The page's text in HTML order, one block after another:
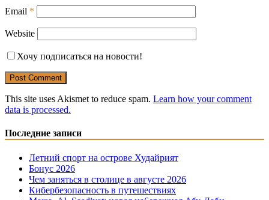
Email *
Website
Хочу подписаться на новости!
This site uses Akismet to reduce spam. Learn how your comment
data is processed.
Последние записи
Летний спорт на острове Худайрият
Бонус 2026
Чем заняться в столице в августе 2026
Кибербезопасность в путешествиях